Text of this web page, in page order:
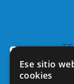
TE
Ese sitio
cookies